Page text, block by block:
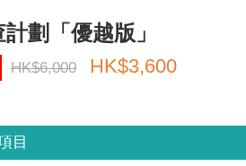
劃「優越版」
HK$6,000 HK$3,600
目